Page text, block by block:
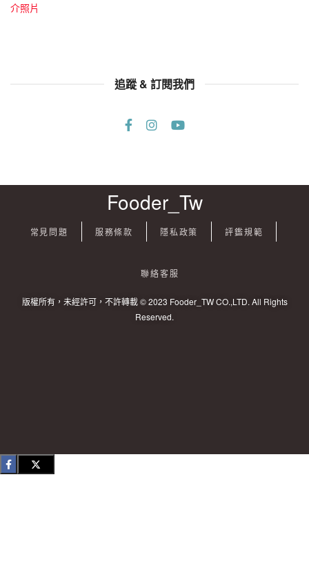
追蹤 & 訂閱我們
Fooder_Tw
常見問題 服務條款 隱私政策 評鑑規範
聯絡客服
版權所有，未經許可，不許轉載 © 2023 Fooder_TW CO.,LTD. All Rights
Reserved.